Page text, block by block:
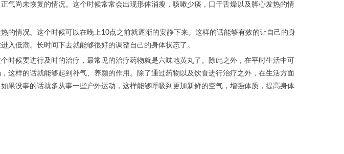
气尚未恢复的情况。这个时候常常会出现形体消瘦，咳嗽少痰，口干舌燥以及脚心发热的情
的情况。这个时候可以在晚上10点之前就逐渐的安静下来。这样的话能够有效的让自己的身
入低潮。长时间下去就能够很好的调整自己的身体状态了。
时候要进行及时的治疗，最常见的治疗药物就是六味地黄丸了。除此之外，在平时生活中可
这样的话就能够起到补气、养颜的作用。除了通过药物以及饮食进行治疗之外，在生活方面
果没事的话就多从事一些户外运动，这样能够呼吸到更加新鲜的空气，增强体质，提高身体